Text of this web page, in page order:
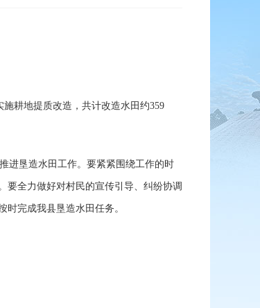
耕地提质改造，共计改造水田约359
进垦造水田工作。要紧紧围绕工作的时
要全力做好对村民的宣传引导、纠纷协调
完成我县垦造水田任务。